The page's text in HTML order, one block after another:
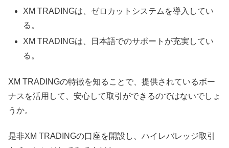
XM TRADINGは、ゼロカットシステムを導入してい
る。
XM TRADINGは、日本語でのサポートが充実してい
る。
XM TRADINGの特徴を知ることで、提供されているボー
ナスを活用して、安心して取引ができるのではないでしょ
うか。
是非XM TRADINGの口座を開設し、ハイレバレッジ取引